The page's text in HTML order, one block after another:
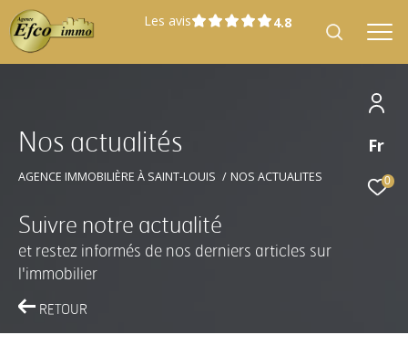
Fr
0
Les avis
Nos actua ités
AGENCE IMMOBILIÈRE À SAINT-LOUIS NOS ACTUALITES
Suivre notre actualité
et restez informés de nos derniers articles sur
l'immobilier
RETOUR
Effectuer une recherche
et trouver le bien qui correspond à vos
Type
d'offre
Vente
Type
de
Type de bien